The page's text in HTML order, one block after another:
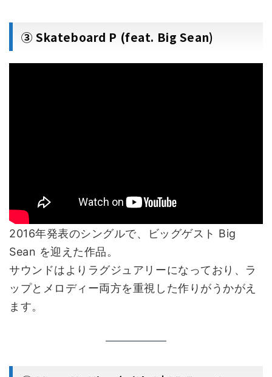
③ Skateboard P (feat. Big Sean)
2016年発表のシングルで、ビッグゲスト Big
Sean を迎えた作品。
サウンドはよりラグジュアリーになっており、ラ
ップとメロディー両方を重視した作りがうかがえ
ます。